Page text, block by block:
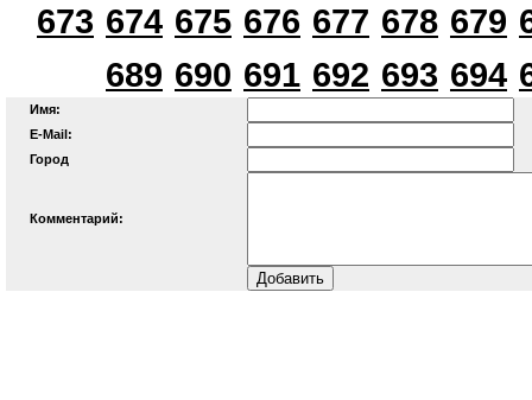
673 674 675 676 677 678 679
689 690 691 692 693 694
Имя:
E-Mail:
Город
Комментарий: